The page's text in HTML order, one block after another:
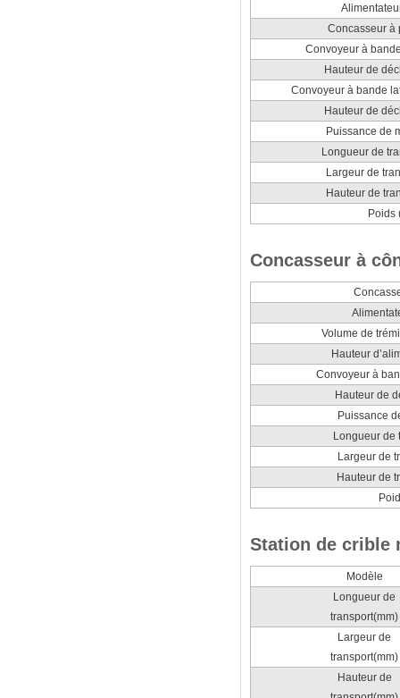
Concasseur à
Convoyeur à
Hauteur de
Convoyeur à bande
Hauteur de
Puissance de
Longueur de
Largeur de
Hauteur de
Poids
Concasseur à
Volume de
Hauteur
Convoyeur à
Hauteur de
Puissance
Longueur de
Largeur de
Hauteur de
Station de crible
Modèle
Longueur de
transport(mm)
Largeur de
transport(mm)
Hauteur de